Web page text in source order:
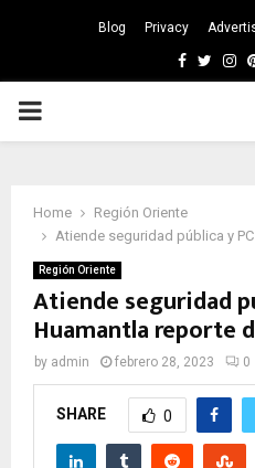
Blog Privacy
Facebook
PRIMARY
Home
Región Oriente
Atiende seguridad pública y
Región Oriente
Atiende seguridad
Huamantla reporte
by admin febrero 28, 2023 0
SHARE 0